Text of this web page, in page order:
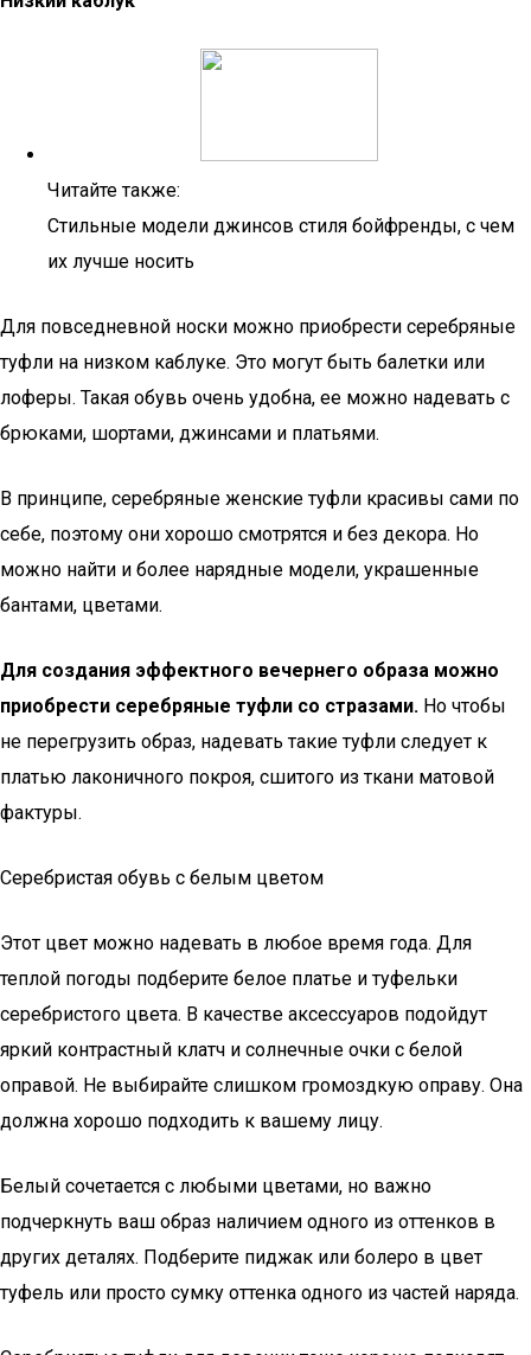
Читайте также:
Стильные модели джинсов стиля бойфренды, с чем
их лучше носить
Для повседневной носки можно приобрести серебряные
туфли на низком каблуке. Это могут быть балетки или
лоферы. Такая обувь очень удобна, ее можно надевать с
брюками, шортами, джинсами и платьями.
В принципе, серебряные женские туфли красивы сами по
себе, поэтому они хорошо смотрятся и без декора. Но
можно найти и более нарядные модели, украшенные
бантами, цветами.
Для создания эффектного вечернего образа можно
приобрести серебряные туфли со стразами. Но чтобы
не перегрузить образ, надевать такие туфли следует к
платью лаконичного покроя, сшитого из ткани матовой
фактуры.
Серебристая обувь с белым цветом
Этот цвет можно надевать в любое время года. Для
теплой погоды подберите белое платье и туфельки
серебристого цвета. В качестве аксессуаров подойдут
яркий контрастный клатч и солнечные очки с белой
оправой. Не выбирайте слишком громоздкую оправу. Она
должна хорошо подходить к вашему лицу.
Белый сочетается с любыми цветами, но важно
подчеркнуть ваш образ наличием одного из оттенков в
других деталях. Подберите пиджак или болеро в цвет
туфель или просто сумку оттенка одного из частей наряда.